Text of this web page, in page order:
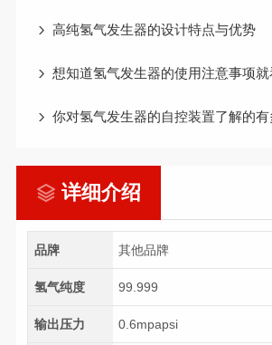
高纯氢气发生器的设计特点与优势
想知道氢气发生器的使用注意事项
你对氢气发生器的自控装置了解的
详细介绍
品牌 其他品牌
氢气纯度 99.999
输出压力 0.6mpapsi